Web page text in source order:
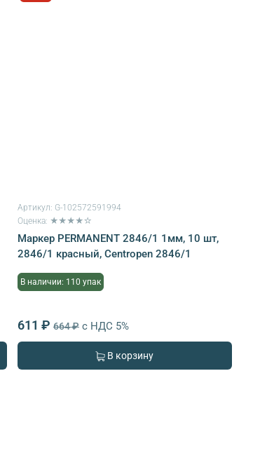
Артикул: G-102572591994
Оценка: ★★★★☆
Маркер PERMANENT 2846/1 1мм, 10 шт,
2846/1 красный, Centropen 2846/1
В наличии: 110 упак
611 ₽ 664 ₽ с НДС 5%
В корзину